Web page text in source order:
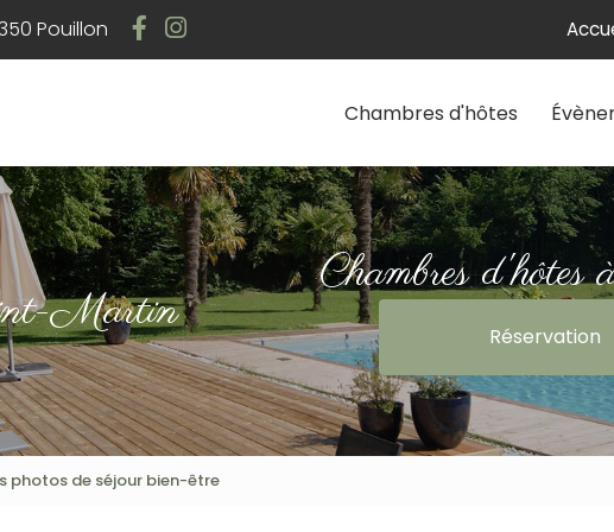
Pouillon
Chambres d'hôtes
Martin
Chambres
Réservation
photos de séjour bien-être